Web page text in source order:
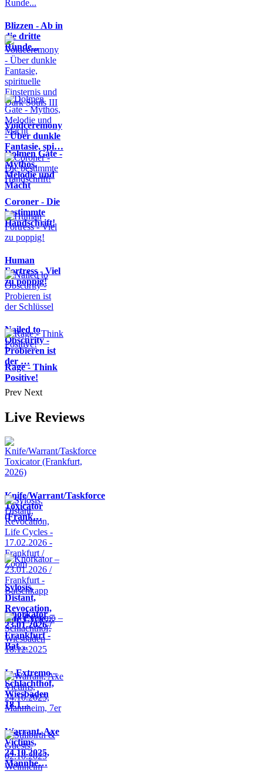
Blizzen - Ab in
die dritte
Runde...
Voidceremony
- Über dunkle
Fantasie, spi…
Dolmen Gate -
Mythos,
Melodie und
Macht
Coroner - Die
bestimmte
Handschrift!
Human
Fortress - Viel
zu poppig!
Nailed to
Obscurity -
Probieren ist
der …
Rage - Think
Positive!
Prev Next
Live Reviews
Knife/Warrant/Taskforce
Toxicator
(Frank…
Sylosis,
Distant,
Revocation,
Life Cycle…
Knorkator –
23.01.2026 /
Frankfurt -
Bat…
In Extremo –
Schlachthof,
Wiesbaden
18.1…
Warrant, Axe
Victims,
24.10.2025,
Mannhe…